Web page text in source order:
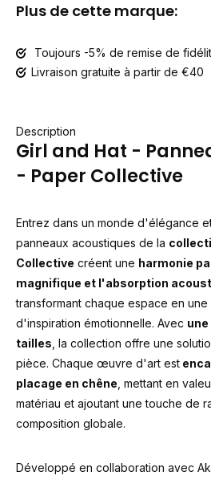
Plus de cette marque:
Toujours -5% de remise de
Livraison gratuite à partir de €40
Description
Girl and Hat -
- Paper Collective
Entrez dans un monde d'élégance
panneaux acoustiques de la
Collective créent une harmonie
magnifique et l'absorption
transformant chaque espace en
d'inspiration émotionnelle. Avec
tailles , la collection offre une
pièce. Chaque œuvre d'art est
placage en chêne , mettant en
matériau et ajoutant une touche de
composition globale.
Développé en collaboration avec